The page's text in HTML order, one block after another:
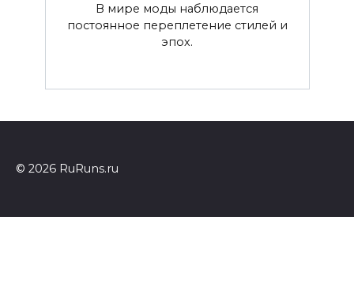
В мире моды наблюдается
постоянное переплетение стилей и
эпох.
© 2026 RuRuns.ru